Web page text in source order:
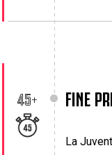
45+ FINE
La